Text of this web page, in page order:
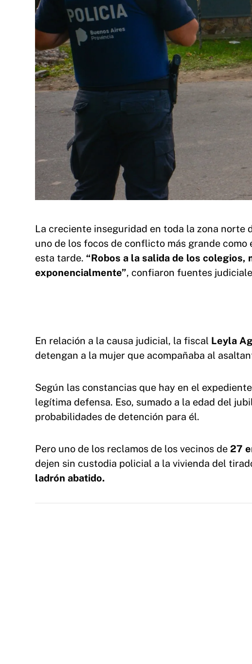
La creciente inseguridad en toda la zona norte
uno de los focos de conflicto más grande
esta tarde. “Robos a la salida de los
exponencialmente”, confiaron fuentes
En relación a la causa judicial, la fiscal Leyla
detengan a la mujer que acompañaba al
Según las constancias que hay en el
legítima defensa. Eso, sumado a la edad del
probabilidades de detención para él.
Pero uno de los reclamos de los vecinos de 27
dejen sin custodia policial a la vivienda del
ladrón abatido.